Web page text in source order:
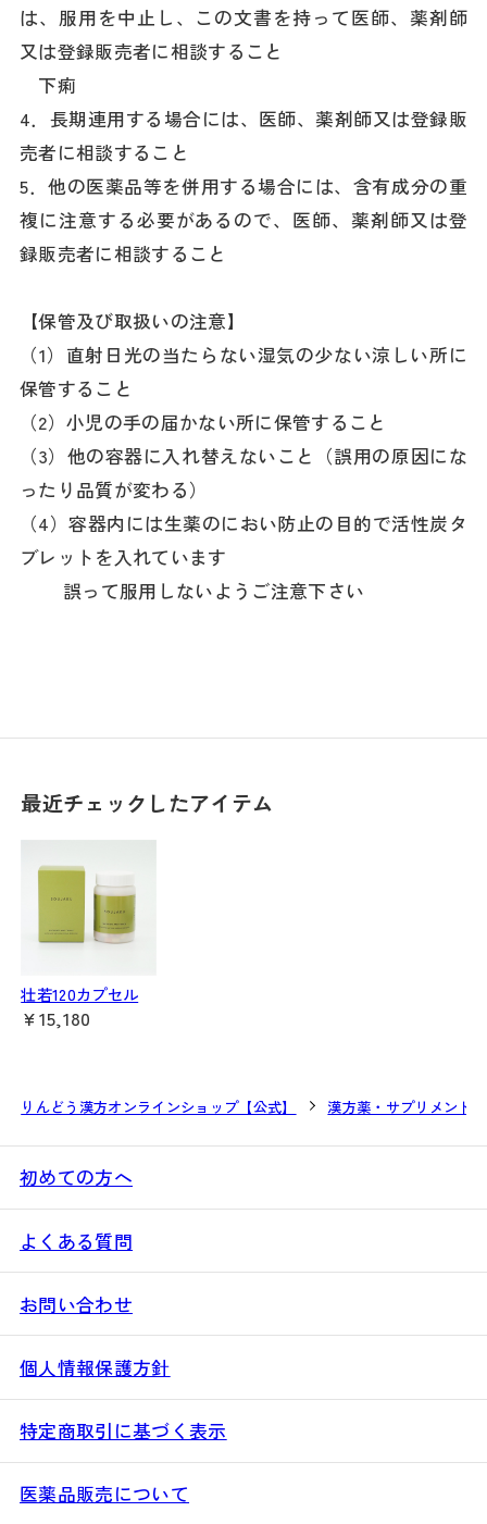
りんどう漢方オンラインショップ【公式】 漢方薬・サプリメント
は、服用を中止し、この文書を持って医師、薬剤師
又は登録販売者に相談すること
下痢
4．長期連用する場合には、医師、薬剤師又は登録販
売者に相談すること
5．他の医薬品等を併用する場合には、含有成分の重
複に注意する必要があるので、医師、薬剤師又は登
録販売者に相談すること
【保管及び取扱いの注意】
（1）直射日光の当たらない湿気の少ない涼しい所に
保管すること
（2）小児の手の届かない所に保管すること
（3）他の容器に入れ替えないこと（誤用の原因にな
ったり品質が変わる）
（4）容器内には生薬のにおい防止の目的で活性炭タ
ブレットを入れています
誤って服用しないようご注意下さい
最近チェックしたアイテム
壮若120カプセル
¥15,180
初めての方へ
よくある質問
お問い合わせ
個人情報保護方針
特定商取引に基づく表示
医薬品販売について